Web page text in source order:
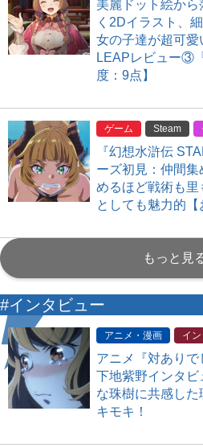
美麗ドット絵か
く2Dイラスト、
女の子達が超可
LEAPレビュー③
度：9点】
ゲーム Steam
『幻想水滸伝
ーズ初見：仲間
めるほど戦術も里
としても魅力的【
もっと見
#インタビュー
アニメ・漫画 イ
アニメ『対ありで
下地紫野インタビ
な珠樹に共感し
キモキ！